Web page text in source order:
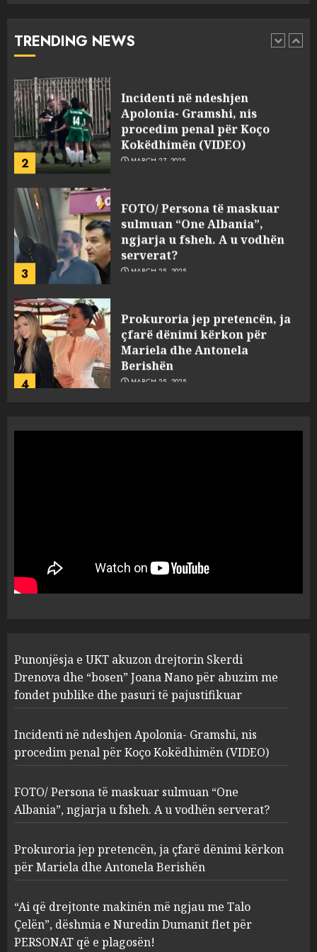
TRENDING NEWS
1
pasuri të pajustifikuar
2
Incidenti në ndeshjen
Apolonia- Gramshi, nis
procedim penal për Koço
Kokëdhimën (VIDEO)
3
FOTO/ Persona të maskuar
sulmuan “One Albania”,
ngjarja u fsheh. A u vodhën
serverat?
4
Prokuroria jep pretencën, ja
çfarë dënimi kërkon për
Mariela dhe Antonela
Berishën
1
“bosen” Joana Nano për
abuzim me fondet publike dhe
pasuri të pajustifikuar
2
Apolonia- Gramshi, nis
procedim penal për Koço
Kokëdhimën (VIDEO)
MARCH 27, 2025
3
FOTO/ Persona të maskuar
sulmuan “One Albania”,
ngjarja u fsheh. A u vodhën
serverat?
MARCH 25, 2025
4
Prokuroria jep pretencën, ja
çfarë dënimi kërkon për
Berishën
MARCH 25, 2025
Punonjësja e UKT akuzon drejtorin Skerdi
Drenova dhe “bosen” Joana Nano për abuzim me
fondet publike dhe pasuri të pajustifikuar
Incidenti në ndeshjen Apolonia- Gramshi, nis
procedim penal për Koço Kokëdhimën (VIDEO)
FOTO/ Persona të maskuar sulmuan “One
Albania”, ngjarja u fsheh. A u vodhën serverat?
Prokuroria jep pretencën, ja çfarë dënimi kërkon
për Mariela dhe Antonela Berishën
“Ai që drejtonte makinën më ngjau me Talo
Çelën”, dëshmia e Nuredin Dumanit flet për
PERSONAT që e plagosën!